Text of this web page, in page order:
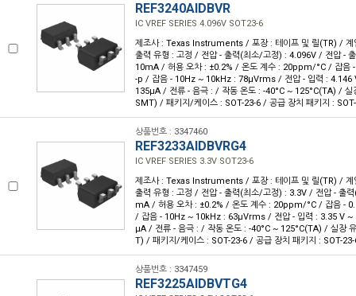
REF3240AIDBVR
IC VREF SERIES 4.096V SOT23-6
제조사 : Texas Instruments / 포장 : 테이프 및 릴(TR) / 계
출력 유형 : 고정 / 전압 - 출력(최소/고정) : 4.096V / 전압 -
10mA / 허용 오차 : ±0.2% / 온도 계수 : 20ppm/°C / 잡음
-p / 잡음 - 10Hz ~ 10kHz : 78µVrms / 전압 - 입력 : 4.146
135µA / 전류 - 음극 : / 작동 온도 : -40°C ~ 125°C(TA) / 실
SMT) / 패키지/케이스 : SOT-23-6 / 공급 장치 패키지 :
상품번호 : 3347460
REF3233AIDBVRG4
IC VREF SERIES 3.3V SOT23-6
제조사 : Texas Instruments / 포장 : 테이프 및 릴(TR) / 계
출력 유형 : 고정 / 전압 - 출력(최소/고정) : 3.3V / 전압 - 출
mA / 허용 오차 : ±0.2% / 온도 계수 : 20ppm/°C / 잡음 -
/ 잡음 - 10Hz ~ 10kHz : 63µVrms / 전압 - 입력 : 3.35 V ~
µA / 전류 - 음극 : / 작동 온도 : -40°C ~ 125°C(TA) / 실장
T) / 패키지/케이스 : SOT-23-6 / 공급 장치 패키지 : SOT-23-
상품번호 : 3347459
REF3225AIDBVTG4